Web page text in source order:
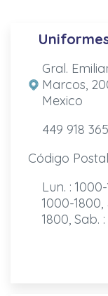
Gral.
Marcos,
Mexico
449 918
Código
Lun. :
1000-1800,
1800, Sab.